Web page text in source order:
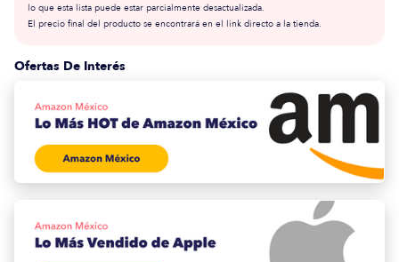
lo que esta lista puede estar parcialmente desactualizada.
El precio final del producto se encontrará en el link directo a la tienda.
Ofertas De Interés